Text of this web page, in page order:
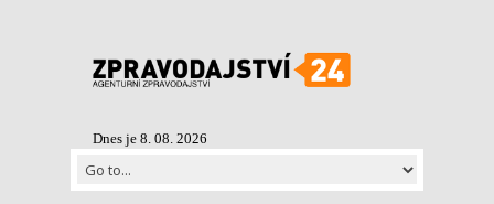
Dnes je 8. 08. 2026